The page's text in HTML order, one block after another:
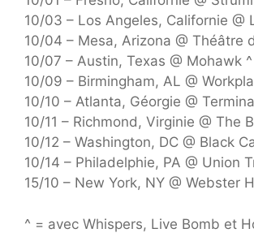
10/03 – Los Angeles, Californie @
10/04 – Mesa, Arizona @ Théâtre
10/07 – Austin, Texas @ Mohawk ^
10/09 – Birmingham, AL @
10/10 – Atlanta, Géorgie @
10/11 – Richmond, Virginie @ The
10/12 – Washington, DC @ Black
10/14 – Philadelphie, PA @ Union
15/10 – New York, NY @ Webster
^ = avec Whispers, Live Bomb et